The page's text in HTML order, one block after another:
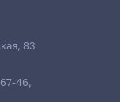
83
46,